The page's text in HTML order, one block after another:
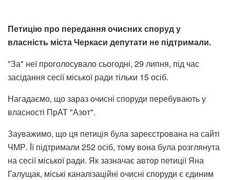
Петицію про передання очисних споруд у
власність міста Черкаси депутати не підтримали.
"За" неї проголосувало сьогодні, 29 липня, під час
засідання сесії міської ради тільки 15 осіб.
Нагадаємо, що зараз очисні споруди перебувають у
власності ПрАТ "Азот".
Зауважимо, що ця петиція була зареєстрована на сайті
ЧМР. Її підтримали 252 осіб, тому вона була розглянута
на сесії міської ради. Як зазначає автор петиції Яна
Галущак, міські каналізаційні очисні споруди є єдиним